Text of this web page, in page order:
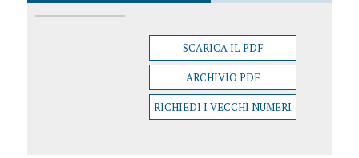
SCARICA IL PDF
ARCHIVIO PDF
RICHIEDI I VECCHI NUMERI